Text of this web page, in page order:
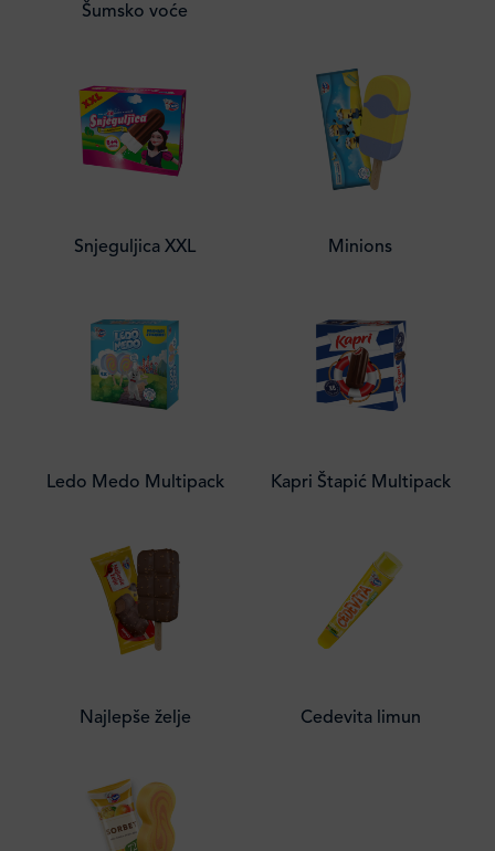
Šumsko voće
Snjeguljica XXL Minions
Ledo Medo Multipack Kapri Štapić Multipack
Najlepše želje Cedevita limun